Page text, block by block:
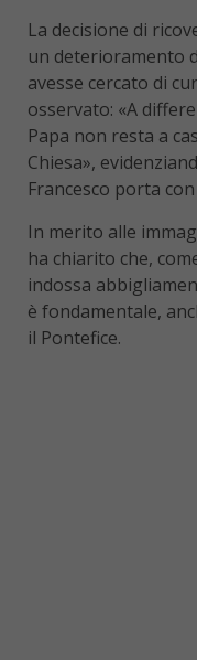
La decisione di
un deterioramento
avesse cercato di
osservato: «A
Papa non resta a
Chiesa»,
Francesco porta con
In merito alle
ha chiarito che,
indossa
è fondamentale,
il Pontefice.